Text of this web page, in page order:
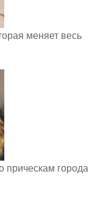
меняет весь
прическам города